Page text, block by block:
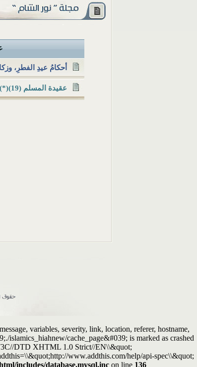
أحكامُ عيدِ الفطرِ،
عقيدة المسلم (19)(*) التوسل وأحكامه
variables, severity, link, location, referer, hostname,
cache_page&#039; is marked as crashed
DTD XHTML 1.0 Strict//EN\\&quot;
www.addthis.com/help/api-spec\\&quot;
includes/database.mysql.inc on line 136